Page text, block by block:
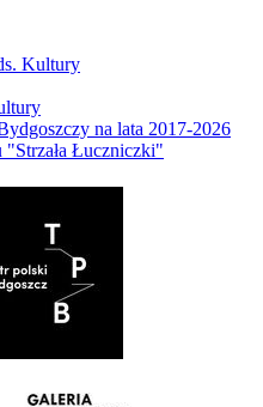
Kultury
na lata 2017-2026
Łuczniczki"